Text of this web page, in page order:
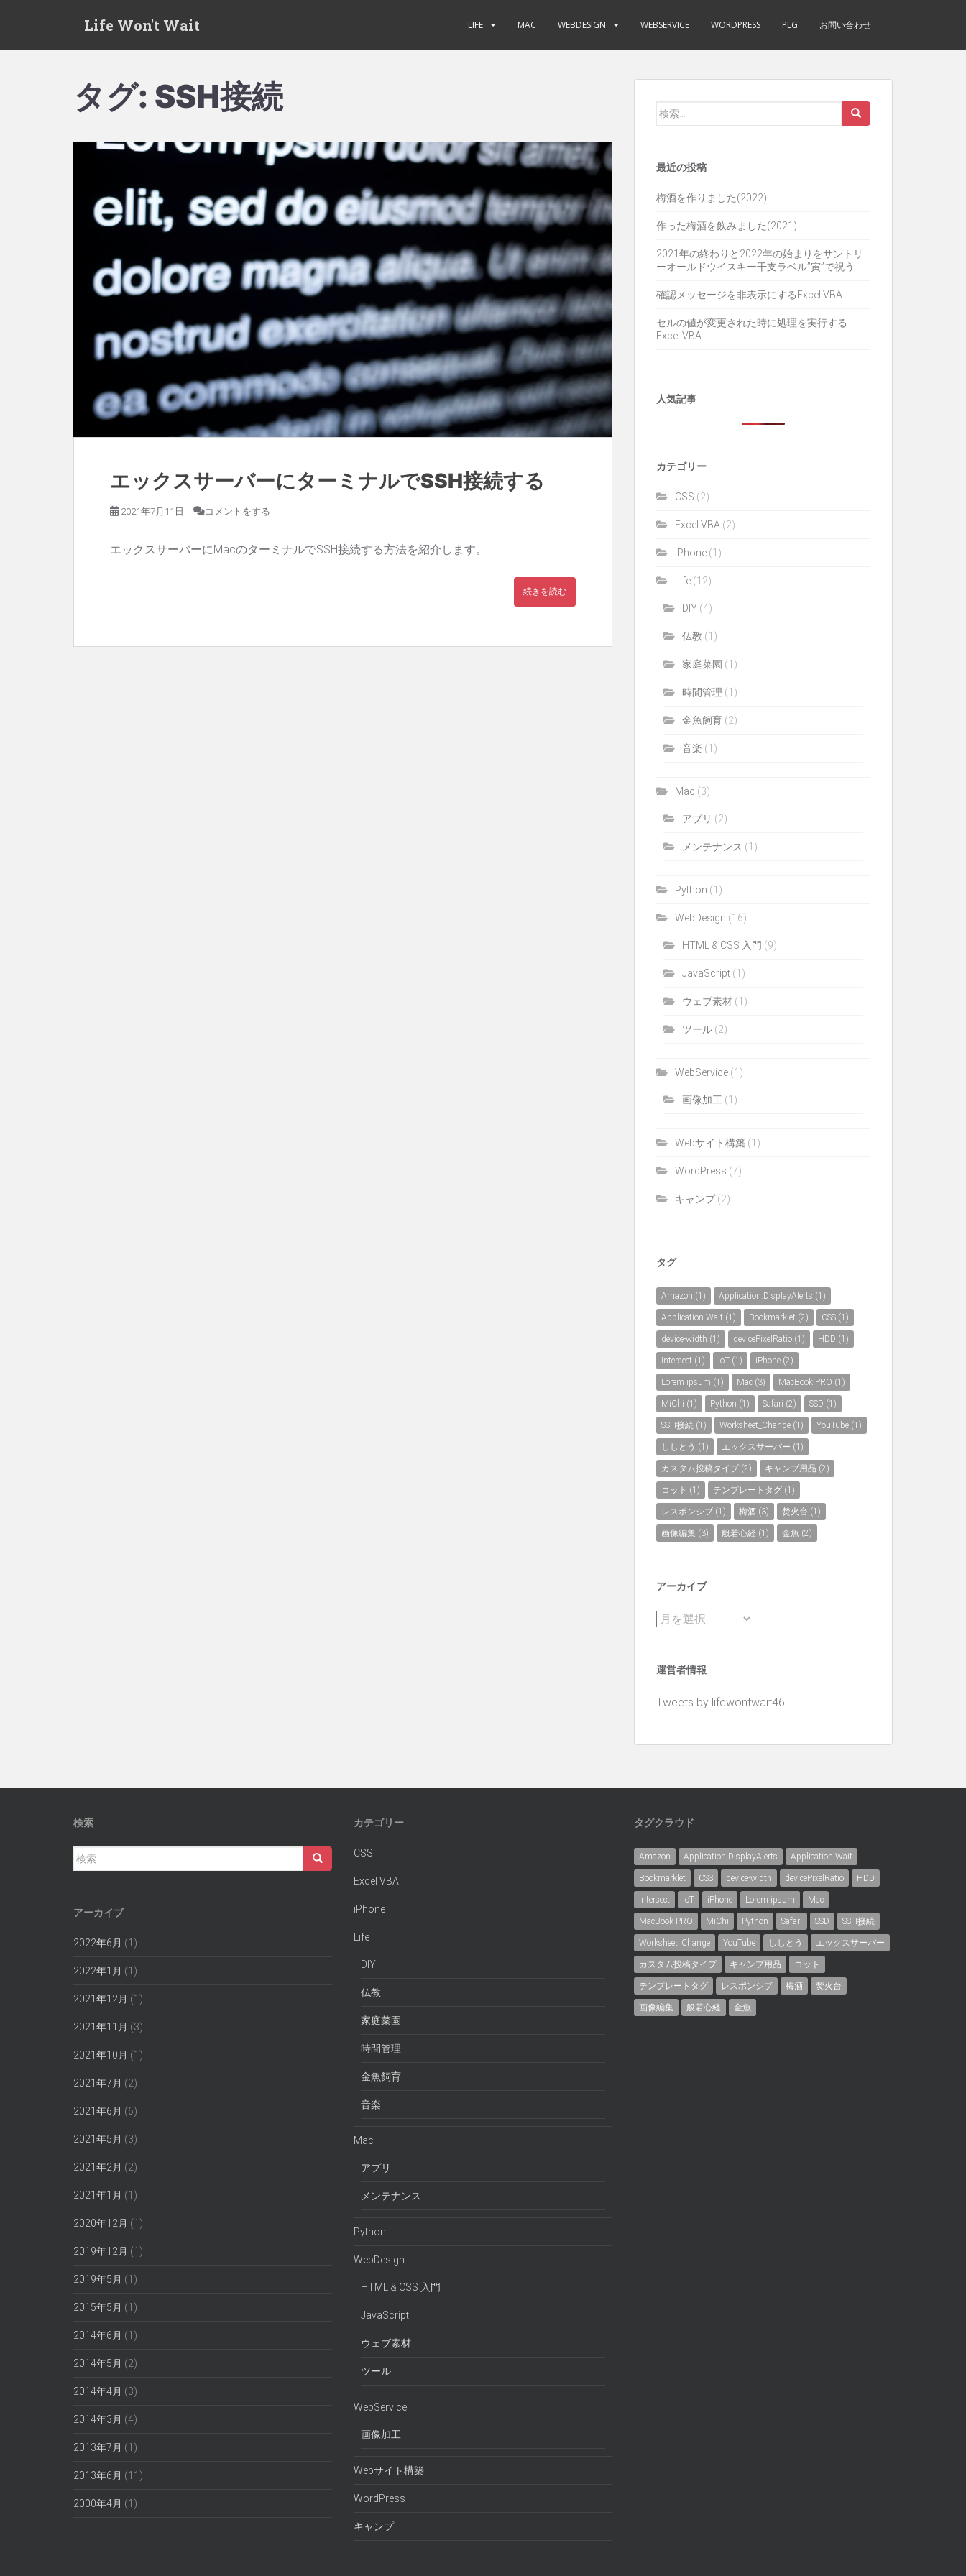
Life Won't Wait LIFE MAC WEBDESIGN WEBSERVICE WORDPRESS PLG お問い合わせ
タグ: SSH接続
エックスサーバーにターミナルでSSH接続する
2021年7月11日 コメントをする
エックスサーバーにMacのターミナルでSSH接続する方法を紹介します。
続きを読む
検
最近の投稿
梅酒を作りました(2022)
作った梅酒を飲みました(2021)
2021年の終わりと2022年の始まりをサントリ
ーオールドウイスキー干支ラベル”寅”で祝う
確認メッセージを非表示にするExcel VBA
セルの値が変更された時に処理を実行する
Excel VBA
人気記事
カテゴリー
CSS (2)
Excel VBA (2)
iPhone (1)
Life (12)
DIY (4)
仏教 (1)
家庭菜園 (1)
時間管理 (1)
金魚飼育 (2)
音楽 (1)
Mac (3)
アプリ (2)
メンテナンス (1)
Python (1)
WebDesign (16)
HTML & CSS 入門 (9)
JavaScript (1)
ウェブ素材 (1)
ツール (2)
WebService (1)
画像加工 (1)
Webサイト構築 (1)
WordPress (7)
キャンプ(2)
タグ
Amazon (1) Application.DisplayAlerts (1)
Application.Wait (1) Bookmarklet (2) CSS (1)
device-width (1) devicePixelRatio (1) HDD (1)
Intersect (1) IoT (1) iPhone (2)
Lorem ipsum (1) Mac (3) MacBook PRO (1)
MiChi (1) Python (1) Safari (2) SSD (1)
SSH接続 (1) Worksheet_Change (1) YouTube (1)
ししとう (1) エックスサーバー (1)
カスタム投稿タイプ (2) キャンプ用品 (2)
コット (1) テンプレートタグ (1)
レスポンシブ (1) 梅酒 (3) 焚火台 (1)
画像編集 (3) 般若心経 (1) 金魚 (2)
アーカイブ
ア
イ
運営者情報
Tweets by lifewontwait46
検索
検
索:
アーカイブ
2022年6月 (1)
2022年1月 (1)
2021年12月 (1)
2021年11月 (3)
2021年10月 (1)
2021年7月 (2)
2021年6月 (6)
2021年5月 (3)
2021年2月 (2)
2021年1月 (1)
2020年12月 (1)
2019年12月 (1)
2019年5月 (1)
2015年5月 (1)
2014年6月 (1)
2014年5月 (2)
2014年4月 (3)
2014年3月 (4)
2013年7月 (1)
2013年6月 (11)
2000年4月 (1)
カテゴリー
CSS
Excel VBA
iPhone
Life
DIY
仏教
家庭菜園
時間管理
金魚飼育
音楽
Mac
アプリ
メンテナンス
Python
WebDesign
HTML & CSS 入門
JavaScript
ウェブ素材
ツール
WebService
画像加工
Webサイト構築
WordPress
キャンプ
タグクラウド
Amazon Application.DisplayAlerts Application.Wait
Bookmarklet CSS device-width devicePixelRatio HDD
Intersect IoT iPhone Lorem ipsum Mac
MacBook PRO MiChi Python Safari SSD SSH接続
Worksheet_Change YouTube ししとう エックスサーバー
カスタム投稿タイプ キャンプ用品 コット
テンプレートタグ レスポンシブ 梅酒 焚火台
画像編集 般若心経 金魚